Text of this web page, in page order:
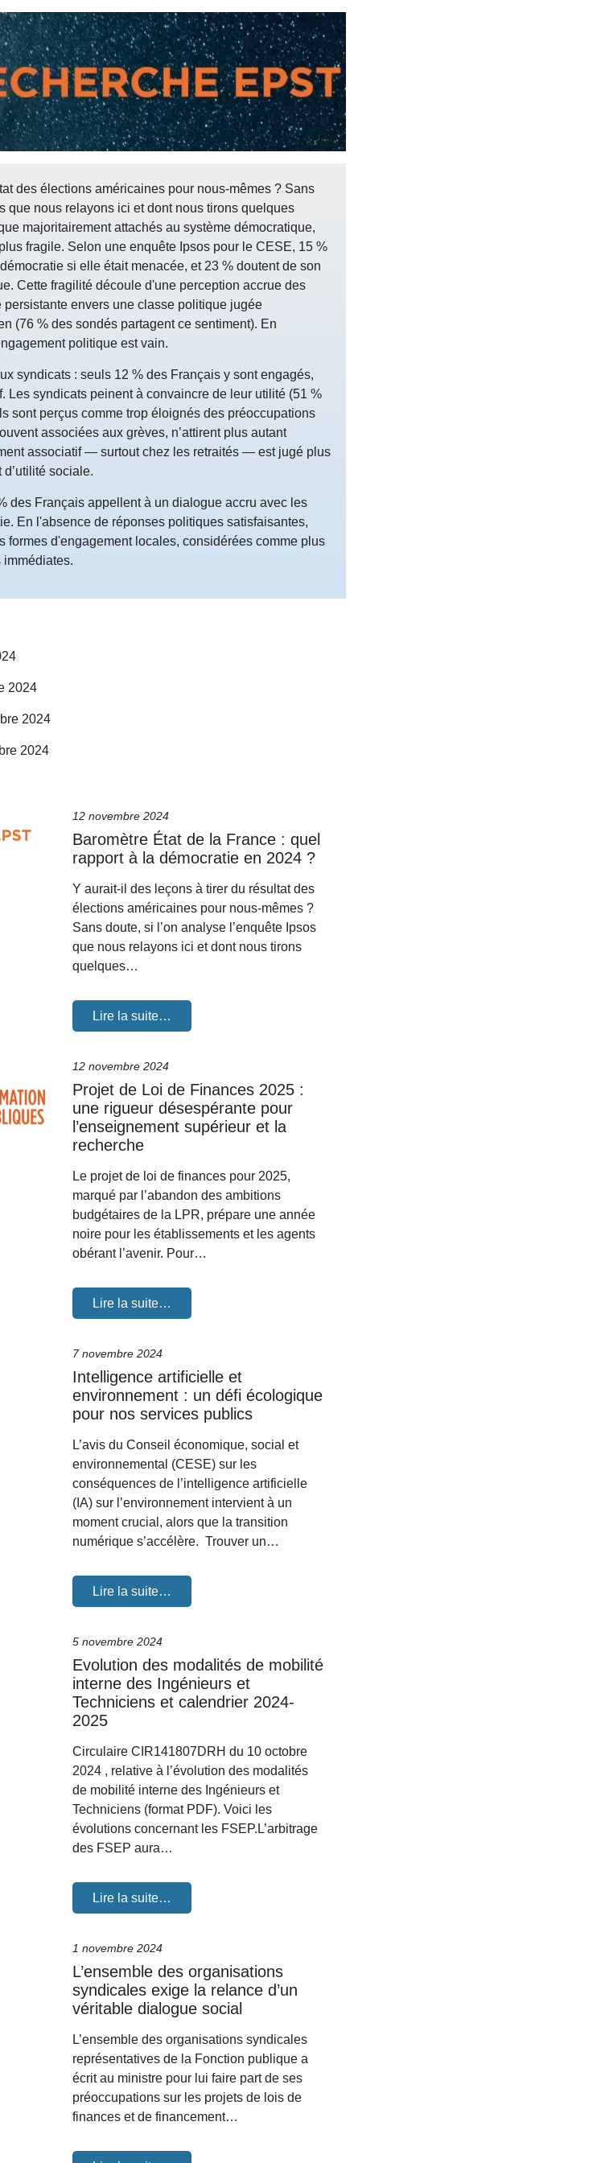
des élections américaines pour nous-mêmes ? Sans
que nous relayons ici et dont nous tirons quelques
majoritairement attachés au système démocratique,
fragile. Selon une enquête Ipsos pour le CESE, 15 %
si elle était menacée, et 23 % doutent de son
Cette fragilité découle d'une perception accrue des
envers une classe politique jugée
(76 % des sondés partagent ce sentiment). En
politique est vain.
syndicats : seuls 12 % des Français y sont engagés,
Les syndicats peinent à convaincre de leur utilité (51 %
sont perçus comme trop éloignés des préoccupations
associées aux grèves, n’attirent plus autant
associatif — surtout chez les retraités — est jugé plus
sociale.
des Français appellent à un dialogue accru avec les
En l'absence de réponses politiques satisfaisantes,
formes d'engagement locales, considérées comme plus
2024
2024
2024
12 novembre 2024
Baromètre État de la France : quel
rapport à la démocratie en 2024 ?
Y aurait-il des leçons à tirer du résultat des
élections américaines pour nous-mêmes ?
Sans doute, si l’on analyse l’enquête Ipsos
que nous relayons ici et dont nous tirons
quelques…
Lire la suite…
12 novembre 2024
Projet de Loi de Finances 2025 :
une rigueur désespérante pour
l’enseignement supérieur et la
recherche
Le projet de loi de finances pour 2025,
marqué par l’abandon des ambitions
budgétaires de la LPR, prépare une année
noire pour les établissements et les agents
obérant l’avenir. Pour…
Lire la suite…
7 novembre 2024
Intelligence artificielle et
environnement : un défi écologique
pour nos services publics
L’avis du Conseil économique, social et
environnemental (CESE) sur les
conséquences de l’intelligence artificielle
(IA) sur l’environnement intervient à un
moment crucial, alors que la transition
numérique s’accélère. Trouver un…
Lire la suite…
5 novembre 2024
Evolution des modalités de mobilité
interne des Ingénieurs et
Techniciens et calendrier 2024-
2025
Circulaire CIR141807DRH du 10 octobre
2024 , relative à l’évolution des modalités
de mobilité interne des Ingénieurs et
Techniciens (format PDF). Voici les
évolutions concernant les FSEP.L’arbitrage
des FSEP aura…
Lire la suite…
1 novembre 2024
L’ensemble des organisations
syndicales exige la relance d’un
véritable dialogue social
L’ensemble des organisations syndicales
représentatives de la Fonction publique a
écrit au ministre pour lui faire part de ses
préoccupations sur les projets de lois de
finances et de financement…